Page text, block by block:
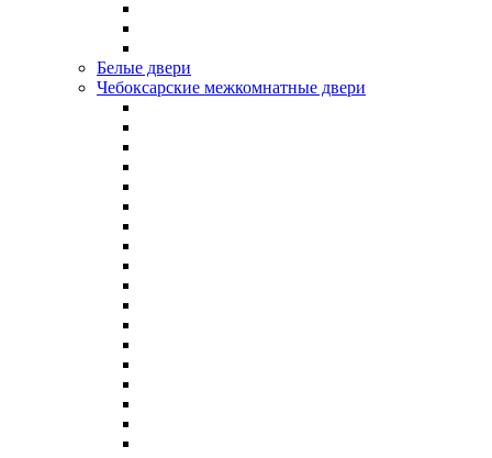
Белые двери
Чебоксарские межкомнатные двери